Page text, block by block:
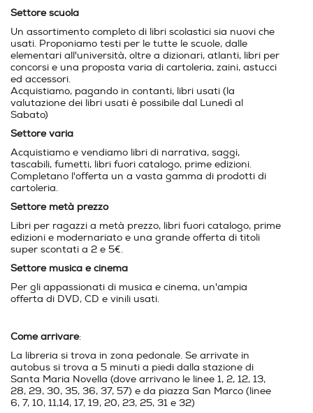
Settore scuola
Un assortimento completo di libri scolastici sia nuovi che
usati. Proponiamo testi per le tutte le scuole, dalle
elementari all'università, oltre a dizionari, atlanti, libri per
concorsi e una proposta varia di cartoleria, zaini, astucci
ed accessori.
Acquistiamo, pagando in contanti, libri usati (la
valutazione dei libri usati è possibile dal Lunedì al
Sabato)
Settore varia
Acquistiamo e vendiamo libri di narrativa, saggi,
tascabili, fumetti, libri fuori catalogo, prime edizioni.
Completano l'offerta un a vasta gamma di prodotti di
cartoleria.
Settore metà prezzo
Libri per ragazzi a metà prezzo, libri fuori catalogo, prime
edizioni e modernariato e una grande offerta di titoli
super scontati a 2 e 5€.
Settore musica e cinema
Per gli appassionati di musica e cinema, un'ampia
offerta di DVD, CD e vinili usati.
Come arrivare:
La libreria si trova in zona pedonale. Se arrivate in
autobus si trova a 5 minuti a piedi dalla stazione di
Santa Maria Novella (dove arrivano le linee 1, 2, 12, 13,
28, 29, 30, 35, 36, 37, 57) e da piazza San Marco (linee
6, 7, 10, 11,14, 17, 19, 20, 23, 25, 31 e 32)